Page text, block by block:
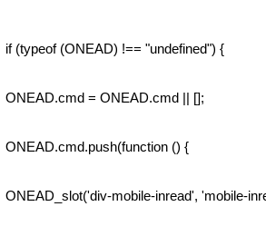
if (typeof (ONEAD) !== "undefined") {
ONEAD.cmd = ONEAD.cmd || [];
ONEAD.cmd.push(function () {
ONEAD_slot('div-mobile-inread', 'mobile-